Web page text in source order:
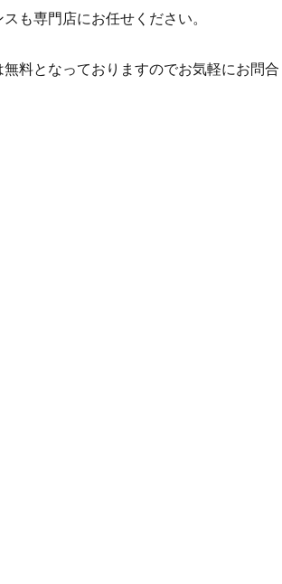
も専門店にお任せください。
料となっておりますのでお気軽にお問合